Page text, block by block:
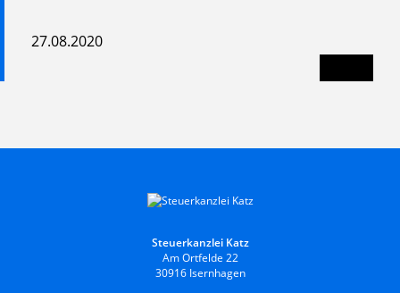
27.08.2020
Steuerkanzlei Katz
Am Ortfelde 22
30916 Isernhagen